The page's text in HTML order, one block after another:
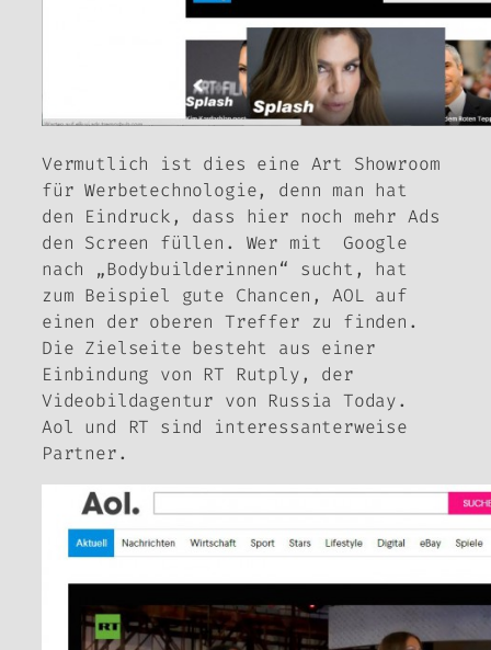
Vermutlich ist dies eine Art Showroom
für Werbetechnologie, denn man hat
den Eindruck, dass hier noch mehr Ads
den Screen füllen. Wer mit Google
nach „Bodybuilderinnen“ sucht, hat
zum Beispiel gute Chancen, AOL auf
einen der oberen Treffer zu finden.
Die Zielseite besteht aus einer
Einbindung von RT Rutply, der
Videobildagentur von Russia Today.
Aol und RT sind interessanterweise
Partner.